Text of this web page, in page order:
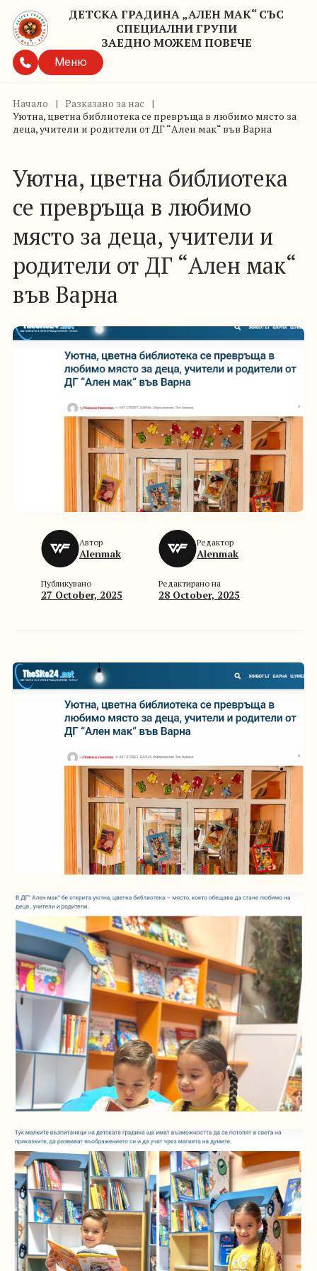
ДЕТСКА ГРАДИНА „АЛЕН МАК“ СЪС
СПЕЦИАЛНИ ГРУПИ
ЗАЕДНО МОЖЕМ ПОВЕЧЕ
Меню
Начало | Разказано за нас
|
Уютна, цветна библиотека се превръща в любимо място за
деца, учители и родители от ДГ “Ален мак“ във Варна
Уютна, цветна библиотека
се превръща в любимо
място за деца, учители и
родители от ДГ “Ален мак“
във Варна
Автор
Alenmak
Редактор
Alenmak
Публикувано
27 October, 2025
Редактирано на
28 October, 2025